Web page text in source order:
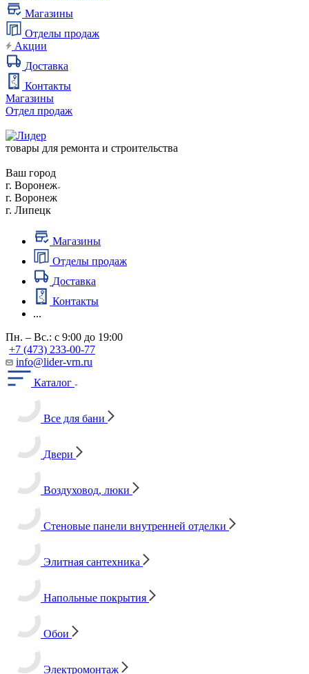
Магазины
Отделы продаж
Акции
Доставка
Контакты
Магазины
Отдел продаж
товары для ремонта и строительства
Ваш город
г. Воронеж
г. Воронеж
г. Липецк
Магазины
Отделы продаж
Доставка
Контакты
...
Пн. – Вс.: с 9:00 до 19:00
+7 (473) 233-00-77
info@lider-vrn.ru
Каталог
Все для бани
Двери
Воздуховод, люки
Стеновые панели внутренней отделки
Элитная сантехника
Напольные покрытия
Обои
Электромонтаж